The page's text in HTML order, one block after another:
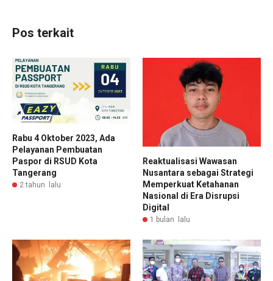
Pos terkait
Rabu 4 Oktober 2023, Ada
Pelayanan Pembuatan
Paspor di RSUD Kota
Tangerang
2 tahun lalu
Reaktualisasi Wawasan
Nusantara sebagai Strategi
Memperkuat Ketahanan
Nasional di Era Disrupsi
Digital
1 bulan lalu